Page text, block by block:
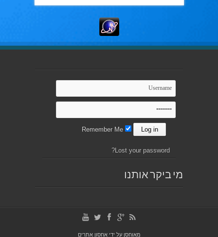
Lost your password?
מי ביקר אותנו
מאוחסן על ידיאחסון אתרים